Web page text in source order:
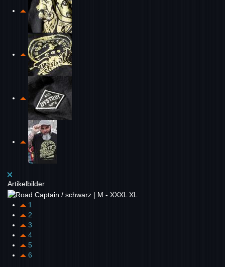
Artikelbilder
1
2
3
4
5
6